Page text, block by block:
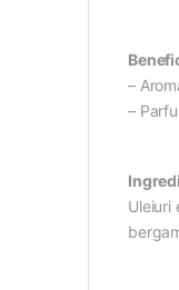
–
–
Uleiuri